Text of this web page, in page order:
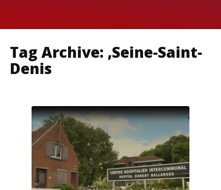
Tag Archive: ‚Seine-Saint-
Denis